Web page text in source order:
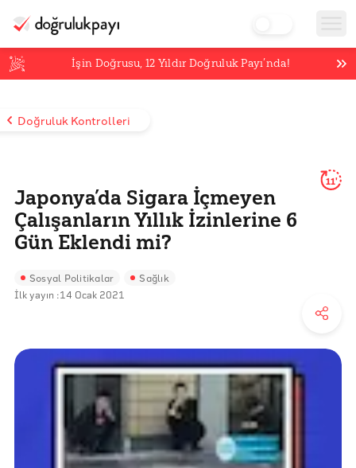
İşin Doğrusu,12 Yıldır Doğruluk Payı’nda!
Doğruluk Kontrolleri
Japonya’da Sigara İçmeyen
Çalışanların Yıllık İzinlerine 6
Gün Eklendi mi?
11'
Sosyal Politikalar Sağlık
İlk yayın :14 Ocak 2021